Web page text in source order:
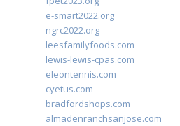
e-smart2022.org
ngrc2022.org
leesfamilyfoods.com
lewis-lewis-cpas.com
eleontennis.com
cyetus.com
bradfordshops.com
almadenranchsanjose.com